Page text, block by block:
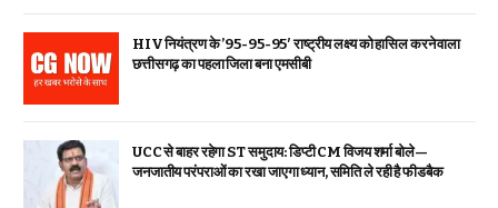
HIV नियंत्रण के ’95-95-95′ राष्ट्रीय लक्ष्य को हासिल करने वाला
छत्तीसगढ़ का पहला जिला बना एमसीबी
UCC से बाहर रहेगा ST समुदाय: डिप्टी CM विजय शर्मा बोले—
जनजातीय परंपराओं का रखा जाएगा ध्यान, समिति ले रही है फीडबैक